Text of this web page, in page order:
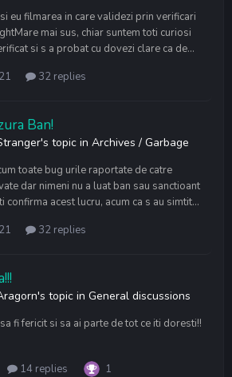
eu filmarea in care validezi prin verificari
mai sus, chiar suntem toti curiosi
si s a probat cu dovezi clare ca de...
32 replies
Ban!
's topic in Archives / Garbage
toate bug urile raportate de catre
dar nimeni nu a luat ban sau sanctioant
confirma acest lucru, acum ca s au simtit...
32 replies
's topic in General discussions
fi fericit si sa ai parte de tot ce iti doresti!!
14 replies 1